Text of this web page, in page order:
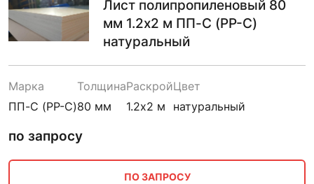
Лист полипропиленовый 80
мм 1.2х2 м ПП-С (PP-C)
натуральный
Марка
ПП-С (PP-C)
Толщина
80 мм
Раскрой
1.2х2 м
Цвет
натуральный
по запросу
ПО ЗАПРОСУ